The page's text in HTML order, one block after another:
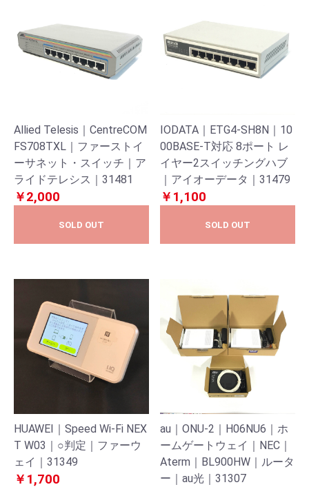
Allied Telesis｜CentreCOM
FS708TXL｜ファーストイ
ーサネット・スイッチ｜ア
ライドテレシス｜31481
￥2,000
SOLD OUT
IODATA｜ETG4-SH8N｜10
00BASE-T対応 8ポート レ
イヤー2スイッチングハブ
｜アイオーデータ｜31479
￥1,100
SOLD OUT
HUAWEI｜Speed Wi-Fi NEX
T W03｜○判定｜ファーウ
ェイ｜31349
￥1,700
au｜ONU-2｜H06NU6｜ホ
ームゲートウェイ｜NEC｜
Aterm｜BL900HW｜ルータ
ー｜au光｜31307